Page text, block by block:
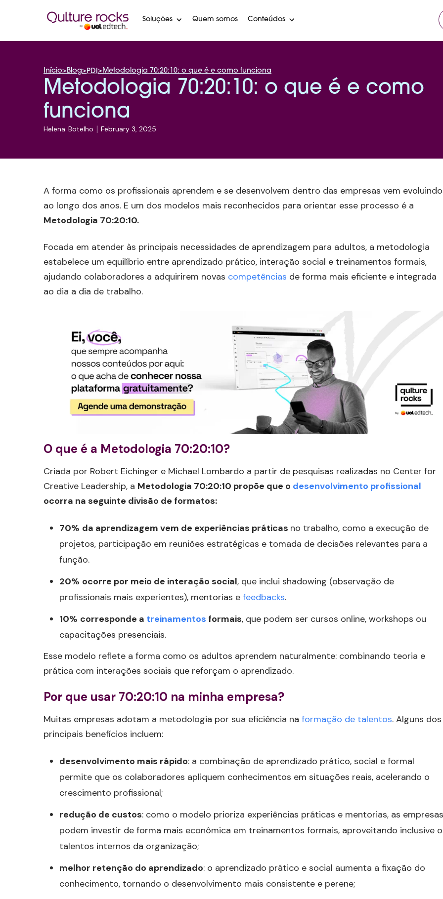
Soluções Quem somos Conteúdos
Início>Blog>PDI>Metodologia 70:20:10: o que é e como funciona
Metodologia 70:20:10: o que é e como
funciona
Helena Botelho | February 3, 2025
A forma como os profissionais aprendem e se desenvolvem dentro das empresas vem evoluindo
ao longo dos anos. E um dos modelos mais reconhecidos para orientar esse processo é a
Metodologia 70:20:10.
Focada em atender às principais necessidades de aprendizagem para adultos, a metodologia
estabelece um equilíbrio entre aprendizado prático, interação social e treinamentos formais,
ajudando colaboradores a adquirirem novas competências de forma mais eficiente e integrada
ao dia a dia de trabalho.
O que é a Metodologia 70:20:10?
Criada por Robert Eichinger e Michael Lombardo a partir de pesquisas realizadas no Center for
Creative Leadership, a Metodologia 70:20:10 propõe que o desenvolvimento profissional
ocorra na seguinte divisão de formatos:
70% da aprendizagem vem de experiências práticas no trabalho, como a execução de
projetos, participação em reuniões estratégicas e tomada de decisões relevantes para a
função.
20% ocorre por meio de interação social, que inclui shadowing (observação de
profissionais mais experientes), mentorias e feedbacks.
10% corresponde a treinamentos formais, que podem ser cursos online, workshops ou
capacitações presenciais.
Esse modelo reflete a forma como os adultos aprendem naturalmente: combinando teoria e
prática com interações sociais que reforçam o aprendizado.
Por que usar 70:20:10 na minha empresa?
Muitas empresas adotam a metodologia por sua eficiência na formação de talentos. Alguns dos
principais benefícios incluem:
desenvolvimento mais rápido: a combinação de aprendizado prático, social e formal
permite que os colaboradores apliquem conhecimentos em situações reais, acelerando o
crescimento profissional;
redução de custos: como o modelo prioriza experiências práticas e mentorias, as empresas
podem investir de forma mais econômica em treinamentos formais, aproveitando inclusive
talentos internos da organização;
melhor retenção do aprendizado: o aprendizado prático e social aumenta a fixação do
conhecimento, tornando o desenvolvimento mais consistente e perene;